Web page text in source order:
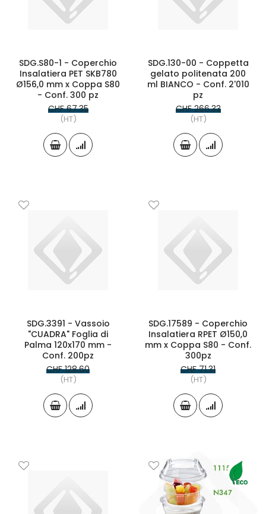
SDG.S80-1 - Coperchio
Insalatiera PET SKB780
Ø156,0 mm x Coppa S80
- Conf. 300 pz
CHF 67.35
(HT)
SDG.130-00 - Coppetta
gelato politenata 200
ml BIANCO - Conf. 2'010
pz
CHF 266.33
(HT)
SDG.3391 - Vassoio
"CUADRA" Foglia di
Palma 120x170 mm -
Conf. 200pz
CHF 128.60
(HT)
SDG.17589 - Coperchio
Insalatiera RPET Ø150,0
mm x Coppa S80 - Conf.
300pz
CHF 71.31
(HT)